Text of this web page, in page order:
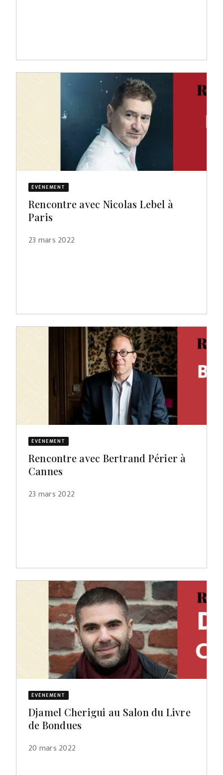
ÉVÈNEMENT
Rencontre avec Nicolas Lebel à
Paris
23 mars 2022
ÉVÈNEMENT
Rencontre avec Bertrand Périer à
Cannes
23 mars 2022
ÉVÈNEMENT
Djamel Cherigui au Salon du Livre
de Bondues
20 mars 2022